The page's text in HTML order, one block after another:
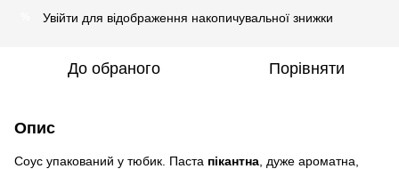
Увійти для відображення накопичувальної знижки
До обраного Порівняти
Опис
Соус упакований у тюбик. Паста пікантна , дуже ароматна,